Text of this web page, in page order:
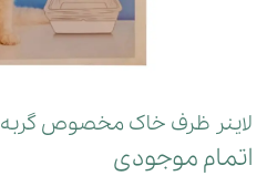
لاینر ظرف خاک مخصوص گربه
اتمام موجودی